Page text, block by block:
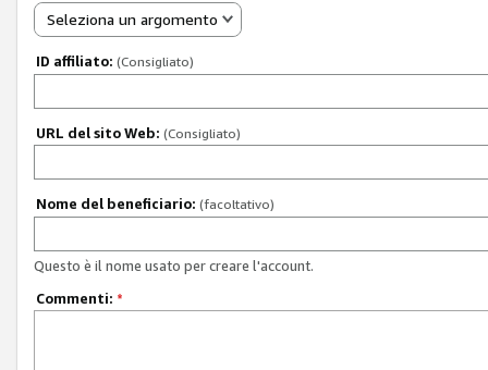
Seleziona un argomento
ID affiliato: (Consigliato)
URL del sito Web: (Consigliato)
Nome del beneficiario: (facoltativo)
Questo è il nome usato per creare l'account.
Commenti: *